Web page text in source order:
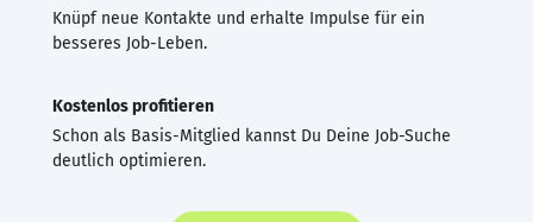
Knüpf neue Kontakte und erhalte Impulse für ein
besseres Job-Leben.
Kostenlos profitieren
Schon als Basis-Mitglied kannst Du Deine Job-Suche
deutlich optimieren.